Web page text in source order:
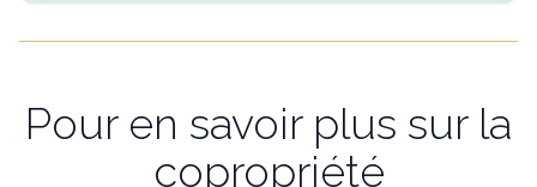
Pour en savoir plus sur la
copropriété